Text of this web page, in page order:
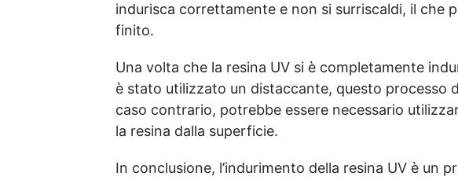
indurisca correttamente e non si surriscaldi, il che
finito.
Una volta che la resina UV si è completamente
è stato utilizzato un distaccante, questo processo
caso contrario, potrebbe essere necessario
la resina dalla superficie.
In conclusione, l’indurimento della resina UV è un